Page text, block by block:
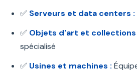
✅ Serveurs et data centers :
✅ Objets d'art et collections
spécialisé
✅ Usines et machines :